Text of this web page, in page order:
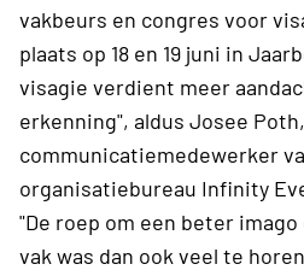
vakbeurs en congres voor
plaats op 18 en 19 juni in
visagie verdient meer
erkenning", aldus Josee Poth,
communicatiemedewerker
organisatiebureau Infinity
"De roep om een beter
vak was dan ook veel te